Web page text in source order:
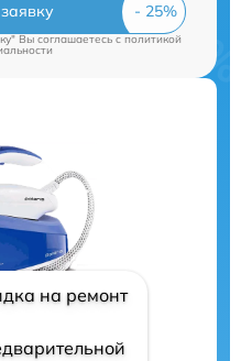
Вы соглашаетесь cполитикой
на ремонт